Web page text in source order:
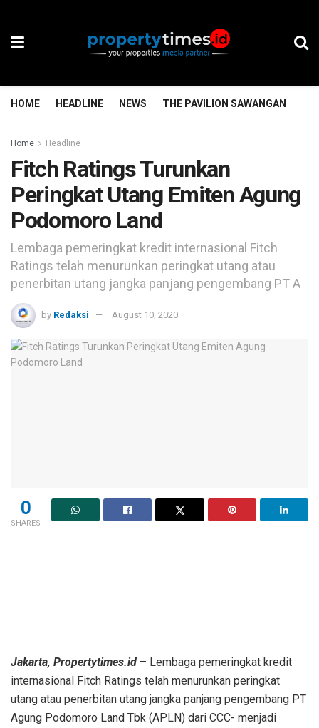
HOME HEADLINE NEWS THE PAVILION SAWANGAN
Home Headline
Fitch Ratings Turunkan
Peringkat Utang Emiten Agung
Podomoro Land
Lembaga pemeringkat kredit internasional Fitch
Ratings telah menurunkan peringkat utang atau
penerbitan utang jangka panjang pengembang PT A
by Redaksi August 10, 2020
0
SHARES
Jakarta, Propertytimes.id – Lembaga pemeringkat kredit
internasional Fitch Ratings telah menurunkan peringkat
utang atau penerbitan utang jangka panjang pengembang PT
Agung Podomoro Land Tbk (APLN) dari CCC- menjadi